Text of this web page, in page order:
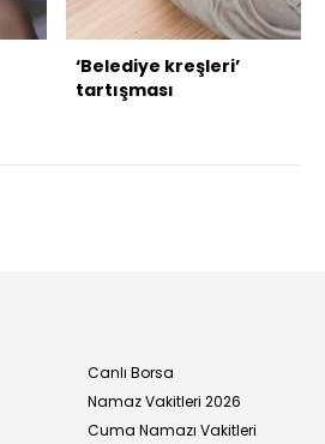
‘Belediye kreşleri’
tartışması
Canlı Borsa
Namaz Vakitleri 2026
Cuma Namazı Vakitleri